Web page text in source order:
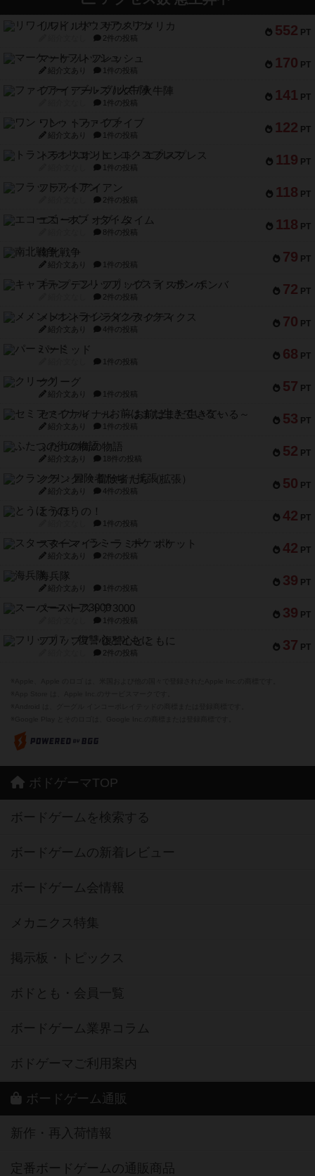
552 PT
リワイルド：サウスアメリカ
2件の投稿
170 PT
マーケットフレッシュ
紹介文あり 1件の投稿
141 PT
ファイアー・ブルズ / 火牛陣
1件の投稿
122 PT
ワン・トゥ・ファイブ
紹介文あり 1件の投稿
119 PT
トランスオリエント・エクスプレス
1件の投稿
118 PT
フラットアイアン
2件の投稿
118 PT
エコーズ・オブ・タイム
8件の投稿
79 PT
南北戦争
紹介文あり 1件の投稿
72 PT
キャプテン・フリップ：イスラ・ボンバ
2件の投稿
70 PT
メメントオンラインタクティクス
紹介文あり 4件の投稿
68 PT
パーミッド
1件の投稿
57 PT
クリーグ
紹介文あり 1件の投稿
53 PT
セミファイナル ～お前はまだ生きている～
紹介文あり 1件の投稿
52 PT
ふたつの街の物語
紹介文あり 18件の投稿
50 PT
クランク! ：冒険者たち（拡張）
紹介文あり 4件の投稿
42 PT
とうほうの！
1件の投稿
42 PT
スターマイン・ラミー ポケット
紹介文あり 2件の投稿
39 PT
海兵隊
紹介文あり 1件の投稿
39 PT
スーパーストア3000
1件の投稿
37 PT
フリップ７：復讐心とともに
2件の投稿
ボドゲーマTOP
ボードゲームを検索する
ボードゲームの新着レビュー
ボードゲーム会情報
メカニクス特集
掲示板・トピックス
ボドとも・会員一覧
ボードゲーム業界コラム
ボドゲーマご利用案内
ボードゲーム通販
新作・再入荷情報
定番ボードゲームの通販商品